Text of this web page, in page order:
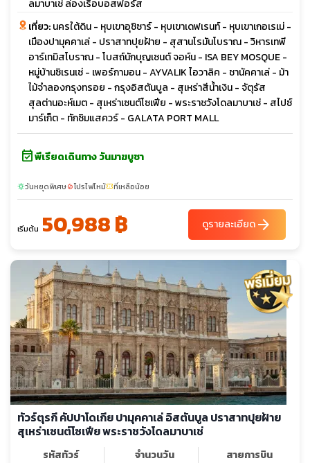
ลมาบาเช่ ล่องเรือบอสฟอรัส
เที่ยว:นครใต้ดิน - หุบเขาอุชิซาร์ - หุบเขาเดฟเรนท์ - หุบเขาเกอเรเม่ -
เมืองปามุคคาเล่ - ปราสาทปุยฝ้าย - สุสานโรมันโบราณ - วิหารเทพี
อาร์เทมิสโบราณ - โบสถ์นักบุญเซนต์ จอห์น - ISA BEY MOSQUE -
หมู่บ้านซิเรนเซ่ - เพอร์กามอน - AYVALIK ไอวาลิค - ชานัคคาเล่ - ม้า
ไม้จำลองกรุงทรอย - กรุงอิสตันบูล - สุเหร่าสีน้ำเงิน - จัตุรัส
สุลต่านอะห์เมต - สุเหร่าเซนต์โซเฟีย - พระราชวังโดลมาบาเช่ - สไปซ์
มาร์เก็ต - ทักซิมแสควร์ - GALATA PORT MALL
event_availableพีเรียดเดินทาง วันมาฆบูชา
sunnyวันหยุดพิเศษlocal_fire_departmentโปรไฟไหม้confirmation_numberที่เหลือน้อย
เริ่มต้น 50,988 ฿ ดูรายละเอียดarrow_forward
ทัวร์ตุรกี คัปปาโดเกีย ปามุคคาเล่ อิสตันบูล ปราสาทปุยฝ้าย
สุเหร่าเซนต์โซเฟีย พระราชวังโดลมาบาเช่
รหัสทัวร์
จำนวนวัน
สายการบิน